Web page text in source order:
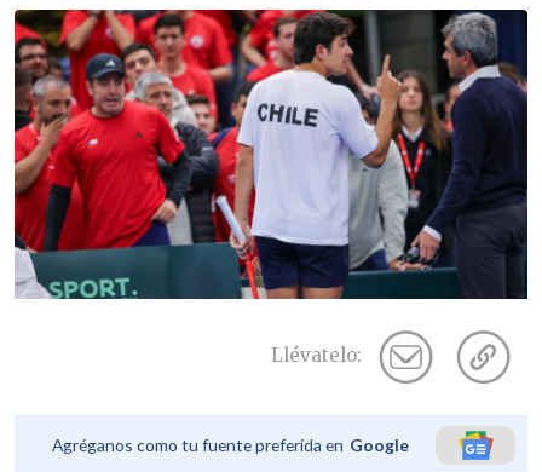
Llévatelo:
Agréganos como tu fuente preferida en Google